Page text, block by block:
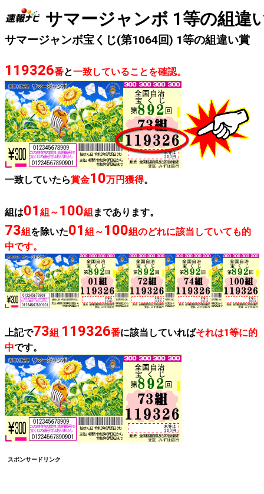
サマージャンボ 1等の組違
サマージャンボ宝くじ(第1064回) 1等の組違い賞
119326番と一致していることを確認。
一致していたら賞金10万円獲得。
組は01組～ 100組 まであります。
73組 を除いた01組～ 100組のどれに該当していても的
中です。
上記で73組 119326番に該当していればそれは1等に的
中です。
スポンサードリンク